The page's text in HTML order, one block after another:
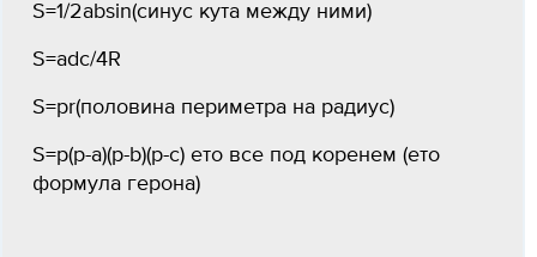
S=1/2absin(синус кута между ними)
S=adc/4R
S=pr(половина периметра на радиус)
S=p(p-a)(p-b)(p-c) ето все под коренем (ето
формула герона)